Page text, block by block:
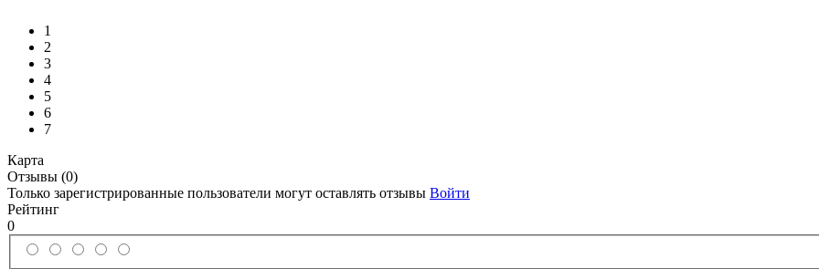
1
2
3
4
5
6
7
Карта
Отзывы (0)
Только зарегистрированные пользователи могут оставлять отзывы Войти
Рейтинг
0